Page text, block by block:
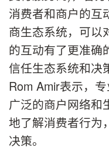
消费者和商户的互
商生态系统，可以
的互动有了更准确
信任生态系统和决
Rom Amir表示，
广泛的商户网络和
地了解消费者行为
决策。